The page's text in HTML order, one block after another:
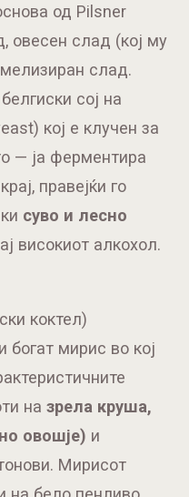
од Pilsner
овесен слад (кој му
слад.
сој на
кој е клучен за
— ја ферментира
правејќи го
суво и лесно
високиот алкохол.
коктел)
богат мирис во кој
назрела круша,
овошје) и
Мирисот